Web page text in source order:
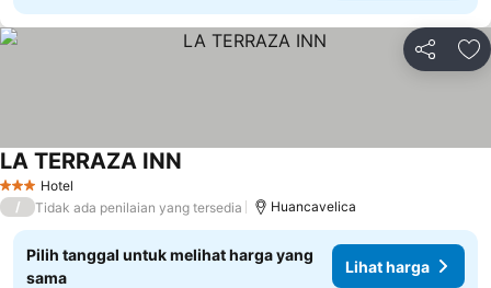
Bagikan
3 BintangHotel
LA TERRAZA INN
/ Tidak ada penilaian yang tersedia Huancavelica
Pilih tanggal untuk melihat harga yang
sama
Lihat harga